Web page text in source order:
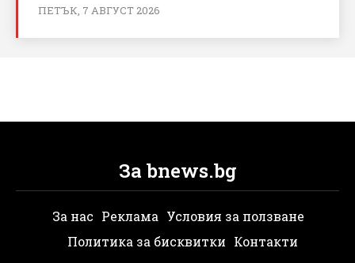
ПЕТЪК, 7 АВГУСТ 2026
За bnews.bg
За нас Реклама Условия за ползване
Политика за бисквитки Контакти